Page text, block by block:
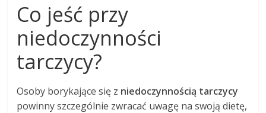
Co jeść przy
niedoczynności
tarczycy?
Osoby borykające się z niedoczynnością tarczycy
powinny szczególnie zwracać uwagę na swoją dietę,